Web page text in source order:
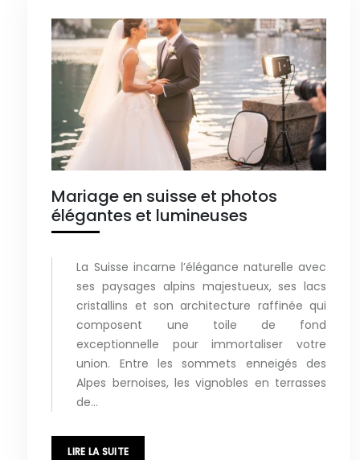
Mariage en suisse et photos
élégantes et lumineuses
La Suisse incarne l’élégance naturelle avec
ses paysages alpins majestueux, ses lacs
cristallins et son architecture raffinée qui
composent une toile de fond
exceptionnelle pour immortaliser votre
union. Entre les sommets enneigés des
Alpes bernoises, les vignobles en terrasses
de…
LIRE LA SUITE